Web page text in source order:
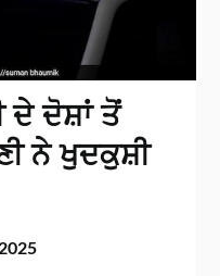
ਦੇ ਦੋਸ਼ਾਂ ਤੋਂ
ਨੇ ਖੁਦਕੁਸ਼ੀ